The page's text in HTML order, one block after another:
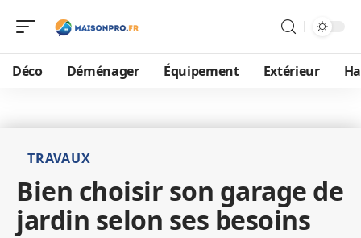
Déco Déménager Équipement Extérieur
TRAVAUX
Bien choisir son garage de
jardin selon ses besoins